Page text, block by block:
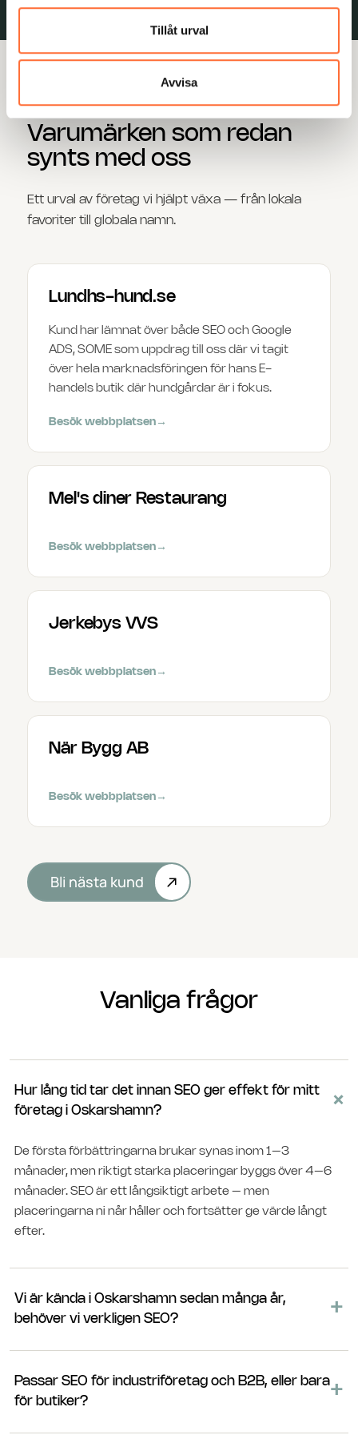
Tillåt urval
Avvisa
KUNDER
Varumärken som redan
synts med oss
Ett urval av företag vi hjälpt växa — från lokala
favoriter till globala namn.
Lundhs-hund.se
Kund har lämnat över både SEO och Google
ADS, SOME som uppdrag till oss där vi tagit
över hela marknadsföringen för hans E-
handels butik där hundgårdar är i fokus.
Besök webbplatsen →
Mel's diner Restaurang
Besök webbplatsen →
Jerkebys VVS
Besök webbplatsen →
När Bygg AB
Besök webbplatsen →
Bli nästa kund
Vanliga frågor
Hur lång tid tar det innan SEO ger effekt för mitt
företag i Oskarshamn?
+
De första förbättringarna brukar synas inom 1–3
månader, men riktigt starka placeringar byggs över 4–6
månader. SEO är ett långsiktigt arbete – men
placeringarna ni når håller och fortsätter ge värde långt
efter.
Vi är kända i Oskarshamn sedan många år,
behöver vi verkligen SEO?
+
kunder hittar er nästan alltid via en sökning. Utan synlighet
på Google riskerar ni att långsamt tappa mark till
Passar SEO för industriföretag och B2B, eller bara
för butiker?
+